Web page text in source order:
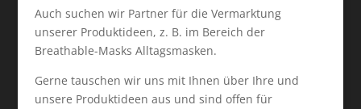
Auch suchen wir Partner für die Vermarktung
unserer Produktideen, z. B. im Bereich der
Breathable-Masks Alltagsmasken.
Gerne tauschen wir uns mit Ihnen über Ihre und
unsere Produktideen aus und sind offen für